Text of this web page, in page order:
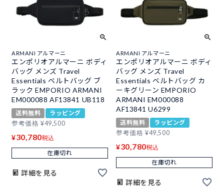
ARMANI アルマーニ
エンポリオアルマーニ ボディ
バッグ メンズ Travel
Essentials ベルトバッグ ブ
ラック EMPORIO ARMANI
EM000088 AF13841 UB118
送料無料
ラッピング
参考価格 ¥49,500
¥30,780税込
在庫切れ
詳細を見る
ARMANI アルマーニ
エンポリオアルマーニ ボディ
バッグ メンズ Travel
Essentials ベルトバッグ カ
ーキグリーン EMPORIO
ARMANI EM000088
AF13841 U6299
送料無料
ラッピング
参考価格 ¥49,500
¥30,780税込
在庫切れ
詳細を見る